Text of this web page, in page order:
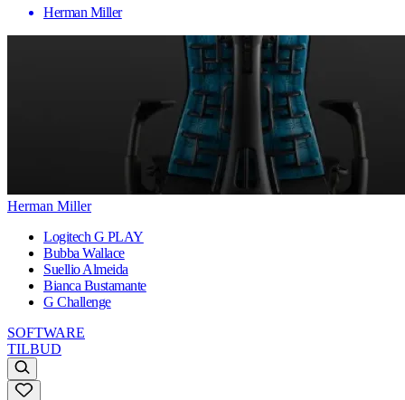
Herman Miller
Herman Miller
Logitech G PLAY
Bubba Wallace
Suellio Almeida
Bianca Bustamante
G Challenge
SOFTWARE
TILBUD